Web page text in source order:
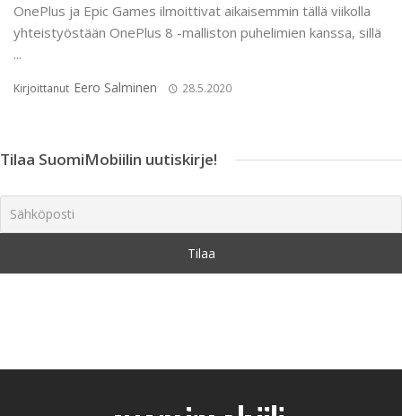
OnePlus ja Epic Games ilmoittivat aikaisemmin tällä viikolla
yhteistyöstään OnePlus 8 -malliston puhelimien kanssa, sillä
...
Kirjoittanut Eero Salminen 28.5.2020
Tilaa SuomiMobiilin uutiskirje!